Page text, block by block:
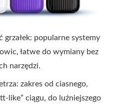
grzałek: popularne systemy
łatwe do wymiany bez
narzędzi.
zakres od ciasnego,
like” ciągu, do luźniejszego